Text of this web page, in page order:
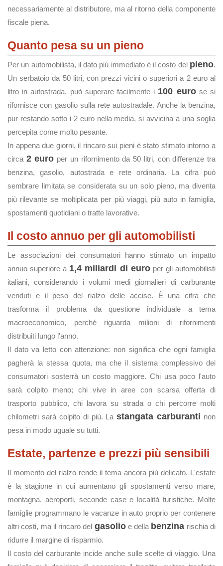
necessariamente al distributore, ma al ritorno della componente
fiscale piena.
Quanto pesa su un pieno
Per un automobilista, il dato più immediato è il costo del pieno.
Un serbatoio da 50 litri, con prezzi vicini o superiori a 2 euro al
litro in autostrada, può superare facilmente i 100 eurose si
rifornisce con gasolio sulla rete autostradale. Anche la benzina,
pur restando sotto i 2 euro nella media, si avvicina a una soglia
percepita come molto pesante.
In appena due giorni, il rincaro sui pieni è stato stimato intorno a
circa 2 euro per un rifornimento da 50 litri, con differenze tra
benzina, gasolio, autostrada e rete ordinaria. La cifra può
sembrare limitata se considerata su un solo pieno, ma diventa
più rilevante se moltiplicata per più viaggi, più auto in famiglia,
spostamenti quotidiani o tratte lavorative.
Il costo annuo per gli automobilisti
Le associazioni dei consumatori hanno stimato un impatto
annuo superiore a 1,4 miliardi di europer gli automobilisti
italiani, considerando i volumi medi giornalieri di carburante
venduti e il peso del rialzo delle accise. È una cifra che
trasforma il problema da questione individuale a tema
macroeconomico, perché riguarda milioni di rifornimenti
distribuiti lungo l'anno.
Il dato va letto con attenzione: non significa che ogni famiglia
pagherà la stessa quota, ma che il sistema complessivo dei
consumatori sosterrà un costo maggiore. Chi usa poco l'auto
sarà colpito meno; chi vive in aree con scarsa offerta di
trasporto pubblico, chi lavora su strada o chi percorre molti
chilometri sarà colpito di più. Lastangata carburanti non
pesa in modo uguale su tutti.
Estate, partenze e prezzi più sensibili
Il momento del rialzo rende il tema ancora più delicato. L'estate
è la stagione in cui aumentano gli spostamenti verso mare,
montagna, aeroporti, seconde case e località turistiche. Molte
famiglie programmano le vacanze in auto proprio per contenere
altri costi, ma il rincaro del gasolioe della benzina rischia di
ridurre il margine di risparmio.
Il costo del carburante incide anche sulle scelte di viaggio. Una